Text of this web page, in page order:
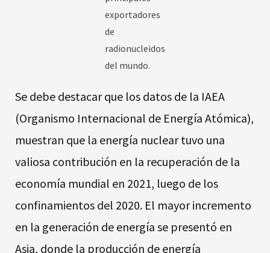
exportadores
de
radionucleidos
del mundo.
Se debe destacar que los datos de la IAEA
(Organismo Internacional de Energía Atómica),
muestran que la energía nuclear tuvo una
valiosa contribución en la recuperación de la
economía mundial en 2021, luego de los
confinamientos del 2020. El mayor incremento
en la generación de energía se presentó en
Asia, donde la producción de energía